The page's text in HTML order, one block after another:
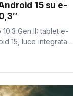
15 su e-
Gen II: tablet e-
15, luce integrata e